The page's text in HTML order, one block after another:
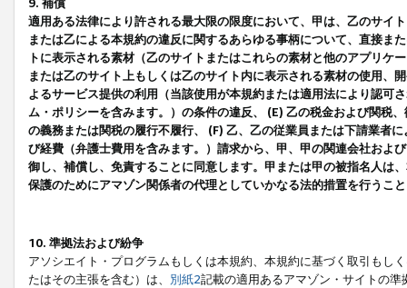
9. 補償
適用ある法律により許される最大限の限度において、甲は、乙のサイ
または乙による本規約の違反に関するあらゆる事柄について、直接ま
トに表示される素材（乙のサイトまたはこれらの素材と他のアプリ
または乙のサイト上もしくは乙のサイト内に表示される素材の使用、
よるサービス提供の利用（当該使用が本規約または適用法により認可
ム・ポリシーを含みます。）の条件の違反、 (E) 乙の税金および関税
の義務または関税の履行不履行、 (F) 乙、乙の従業員または下請業者
び経費（弁護士費用を含みます。）請求から、甲、甲の関連会社およ
御し、補償し、免責することに同意します。甲または甲の被指名人は
保護のためにアマゾン関係者の代理としていかなる法的措置を行うこ
10. 準拠法および紛争
アソシエイト・プログラムもしくは本規約、本規約に基づく取引もし
たはその主張を含む）は、 別紙2記載の適用あるアマゾン・サイトの